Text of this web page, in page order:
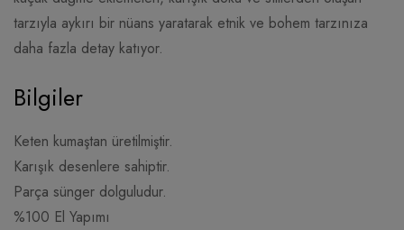
tarzıyla aykırı bir nüans yaratarak etnik ve bohem tarzınıza
daha fazla detay katıyor.
Bilgiler
Keten kumaştan üretilmiştir.
Karışık desenlere sahiptir.
Parça sünger dolguludur.
%100 El Yapımı